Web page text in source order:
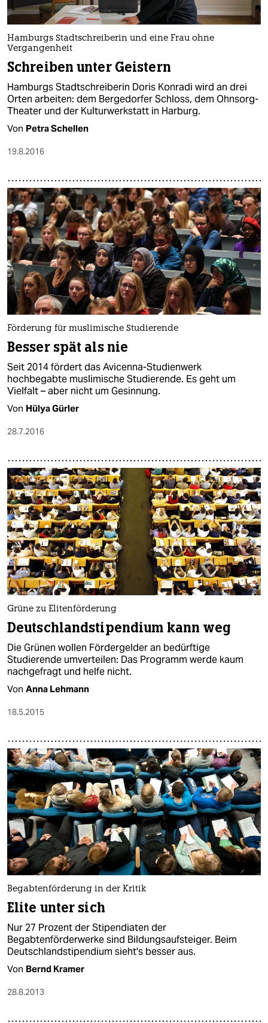
Hamburgs Stadtschreiberin und eine Frau ohne
Vergangenheit
Schreiben unter Geistern
Hamburgs Stadtschreiberin Doris Konradi wird an drei
Orten arbeiten: dem Bergedorfer Schloss, dem Ohnsorg-
Theater und der Kulturwerkstatt in Harburg.
Von Petra Schellen
19.8.2016
Förderung für muslimische Studierende
Besser spät als nie
Seit 2014 fördert das Avicenna-Studienwerk
hochbegabte muslimische Studierende. Es geht um
Vielfalt – aber nicht um Gesinnung.
Von Hülya Gürler
28.7.2016
Grüne zu Elitenförderung
Deutschlandstipendium kann weg
Die Grünen wollen Fördergelder an bedürftige
Studierende umverteilen: Das Programm werde kaum
nachgefragt und helfe nicht.
Von Anna Lehmann
18.5.2015
Begabtenförderung in der Kritik
Elite unter sich
Nur 27 Prozent der Stipendiaten der
Begabtenförderwerke sind Bildungsaufsteiger. Beim
Deutschlandstipendium sieht's besser aus.
Von Bernd Kramer
28.8.2013